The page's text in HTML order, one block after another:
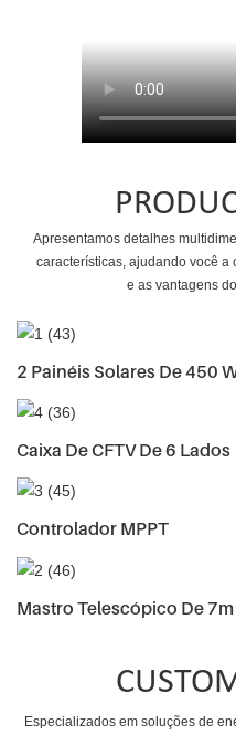
Apresentamos detalhes
características, ajudando você
e as vantagens
2 Painéis Solares De 450
Caixa De CFTV De 6 Lados
Controlador MPPT
Mastro Telescópico De 7m
Especializados em soluções de